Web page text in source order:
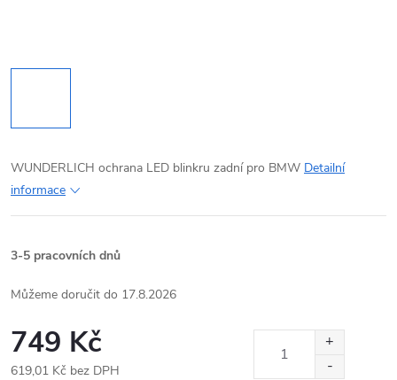
WUNDERLICH ochrana LED blinkru zadní pro BMW Detailní
informace
3-5 pracovních dnů
17.8.2026
749 Kč
619,01 Kč bez DPH